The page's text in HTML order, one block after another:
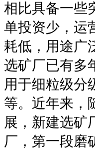
相比具备一些
单投资少，运
耗低，用途广
选矿厂已有多
用于细粒级分
等。近年来，
展，新建选矿
厂，第一段磨